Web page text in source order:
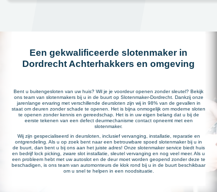
Een gekwalificeerde slotenmaker in
Dordrecht Achterhakkers en omgeving
Bent u buitengesloten van uw huis? Wil je je voordeur openen zonder sleutel? Bekijk
ons team van slotenmakers bij u in de buurt op Slotenmaker-Dordrecht. Dankzij onze
jarenlange ervaring met verschillende deursloten zijn wij in 98% van de gevallen in
staat om deuren zonder schade te openen. Het is bijna onmogelijk om moderne sloten
te openen zonder kennis en gereedschap. Het is in uw eigen belang dat u bij de
eerste tekenen van een defect deurmechanisme contact opneemt met een
slotenmaker.
Wij zijn gespecialiseerd in deursloten, inclusief vervanging, installatie, reparatie en
ontgrendeling. Als u op zoek bent naar een betrouwbare spoed slotenmaker bij u in
de buurt, dan bent u bij ons aan het juiste adres! Onze slotenmaker service biedt huis
en bedrijf lock picking, zware slot installatie, sleutel vervanging en nog veel meer. Als u
een probleem hebt met uw autoslot en de deur moet worden geopend zonder deze te
beschadigen, is ons team van automonteurs de klok rond bij u in de buurt beschikbaar
om u snel te helpen in een noodsituatie.